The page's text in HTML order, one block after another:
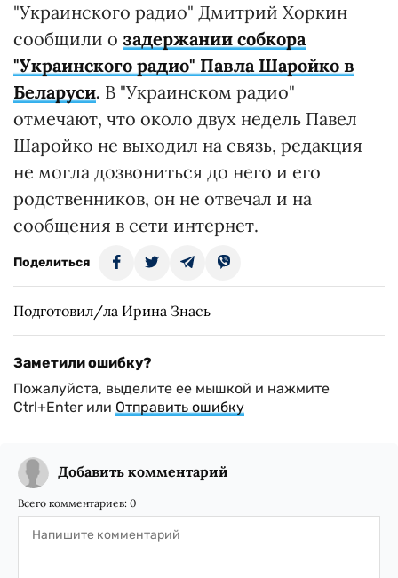
"Украинского радио" Дмитрий Хоркин
сообщили о задержании собкора
"Украинского радио" Павла Шаройко в
Беларуси. В "Украинском радио"
отмечают, что около двух недель Павел
Шаройко не выходил на связь, редакция
не могла дозвониться до него и его
родственников, он не отвечал и на
сообщения в сети интернет.
Поделиться
Подготовил/ла Ирина Знась
Заметили ошибку?
Пожалуйста, выделите ее мышкой и нажмите
Ctrl+Enter или Отправить ошибку
Добавить комментарий
Всего комментариев: 0